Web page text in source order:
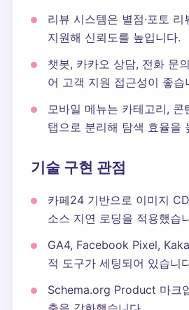
리뷰 시스템은 별점·포토 리
지원해 신뢰도를 높입니다.
챗봇, 카카오 상담, 전화 문
어 고객 지원 접근성이 좋습
모바일 메뉴는 카테고리, 콘
탭으로 분리해 탐색 효율을
기술 구현 관점
카페24 기반으로 이미지
소스 지연 로딩을 적용했습
GA4, Facebook Pixel,
적 도구가 세팅되어 있습니
Schema.org Product 마크